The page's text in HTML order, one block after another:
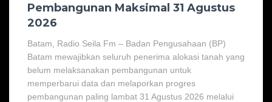
Pembangunan Maksimal 31 Agustus
2026
Batam, Radio Seila Fm – Badan Pengusahaan (BP)
Batam mewajibkan seluruh penerima alokasi tanah yang
belum melaksanakan pembangunan untuk
memperbarui data dan melaporkan progres
pembangunan paling lambat 31 Agustus 2026 melalui